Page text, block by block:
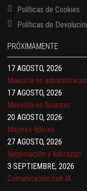
Políticas de Cookies
Políticas de
PRÓXIMAMENTE
13 AGOSTO, 2026
17 AGOSTO, 2026
Gerencia de empresas
17 AGOSTO, 2026
Maestría en
17 AGOSTO, 2026
Maestría en finanzas
20 AGOSTO, 2026
Mujeres líderes
27 AGOSTO, 2026
Negociación y liderazgo
3 SEPTIEMBRE, 2026
Comunicación con IA